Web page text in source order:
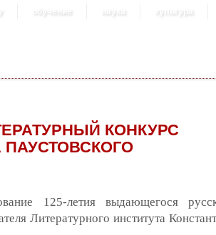
обучение наука культура
КОНКУРС
125-летия выдающегося
Литературного института